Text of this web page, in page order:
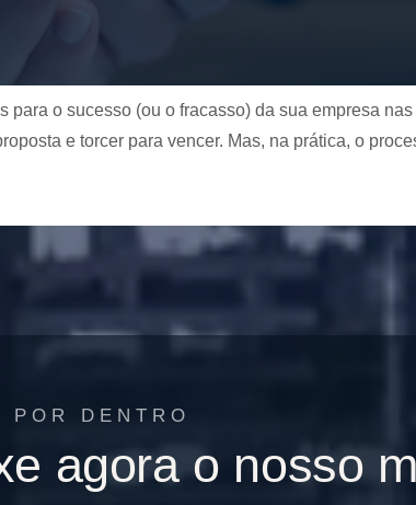
o sucesso (ou o fracasso) da sua empresa
e torcer para vencer. Mas, na prática, o
POR DENTRO
agora o nosso